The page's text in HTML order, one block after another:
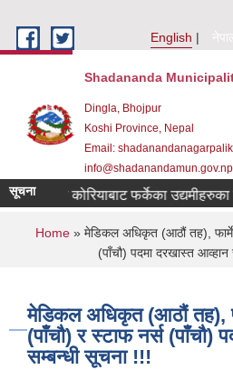
English
Shadananda
Dingla, Bhojpur
Koshi Province, Nepal
Email:
info@shadanandamun.gov.np
सूचना
दक्षिण कोरियाबाट फर्केका उद्यमीहरुका
You are here
Home » मेडिकल अधिकृत (आठौं तह),
(पाँचौ) पदमा दरखास्त
मेडिकल अधिकृत (आठौं तह),
(पाँचौ) र स्टाफ नर्स (पाँचौ)
सम्बन्धी सूचना !!!